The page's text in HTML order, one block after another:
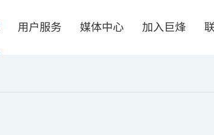
用户服务 媒体中心 加入巨烽